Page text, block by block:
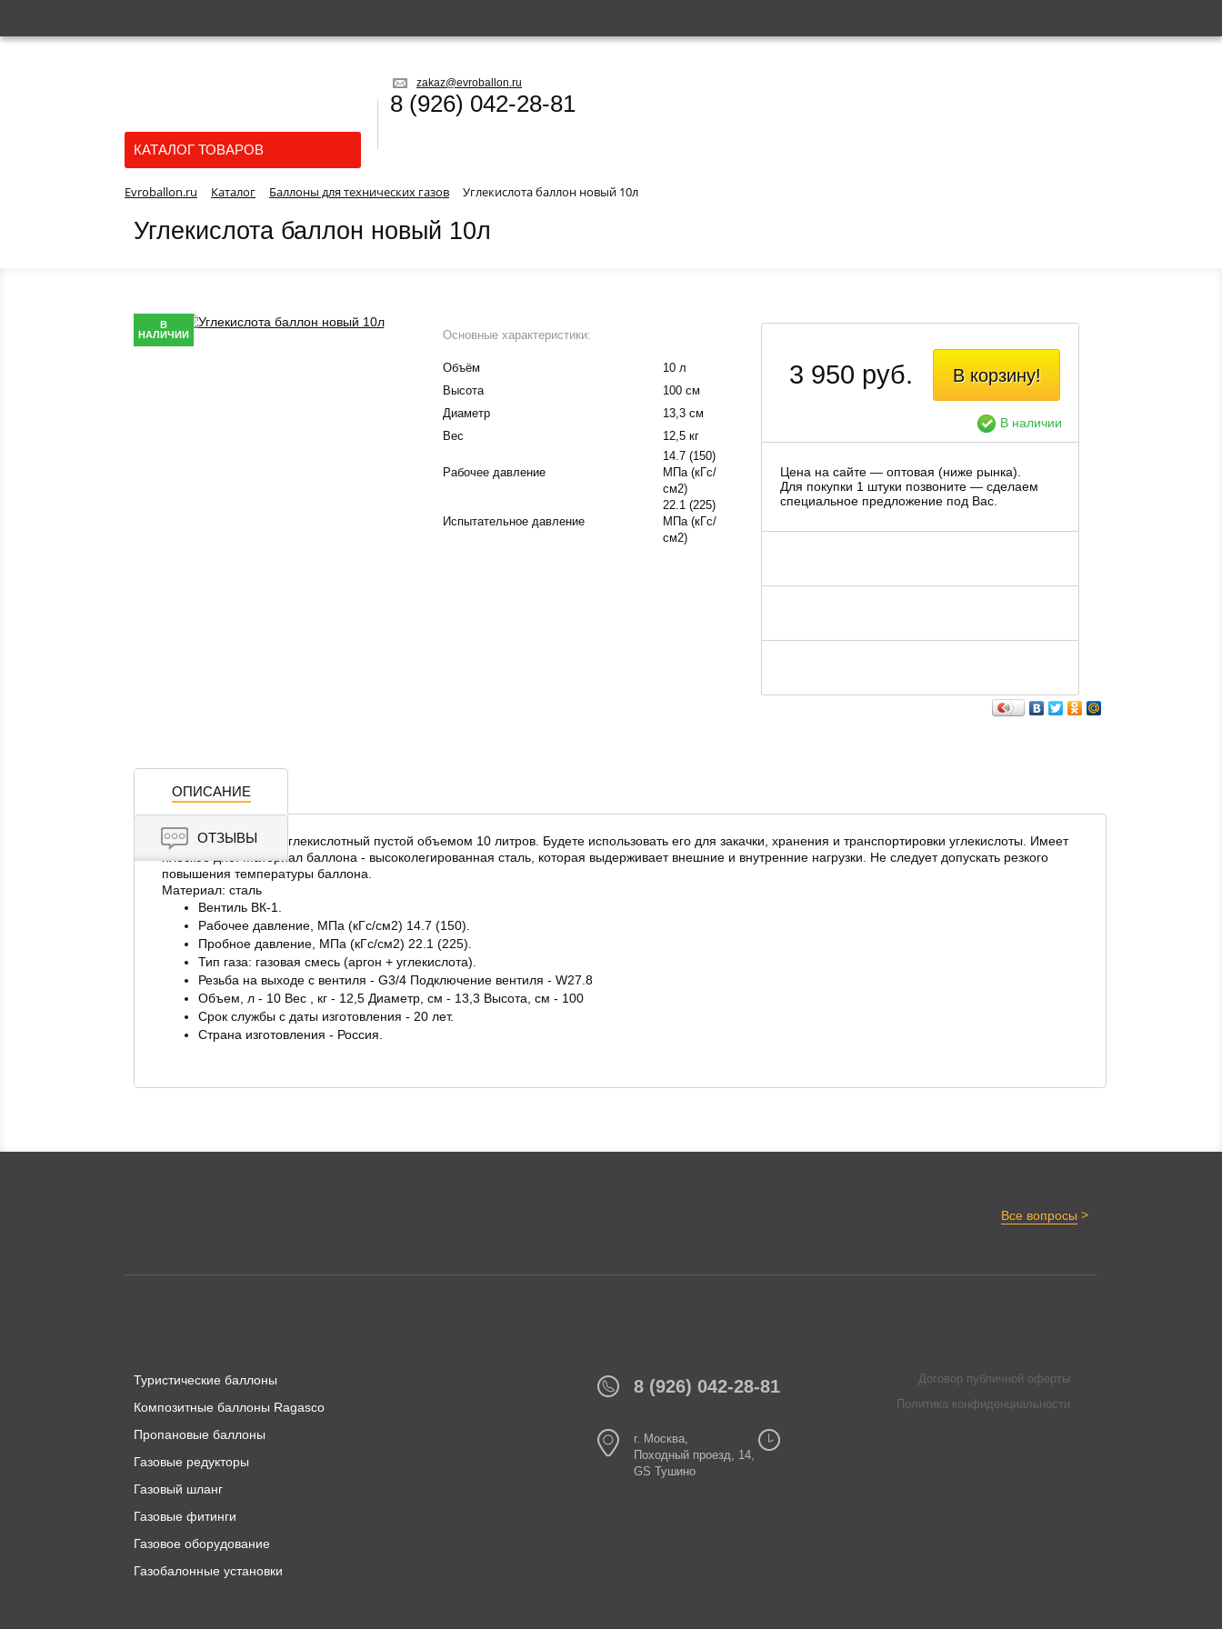
zakaz@evroballon.ru
8 (926) 042-28-81
КАТАЛОГ ТОВАРОВ
Evroballon.ru Каталог Баллоны для технических газов Углекислота баллон новый 10л
Углекислота баллон новый 10л
В
НАЛИЧИИ
Основные характеристики:
Объём
10 л
Высота
100 см
Диаметр
13,3 см
Вес
12,5 кг
Рабочее давление
14.7 (150)
МПа (кГс/
см2)
Испытательное давление
22.1 (225)
МПа (кГс/
см2)
В корзину!
В наличии
3 950 руб.
Цена на сайте — оптовая (ниже рынка).
Для покупки 1 штуки позвоните — сделаем
специальное предложение под Вас.
ОПИСАНИЕ
ОТЗЫВЫ
Баллон бесшовный углекислотный пустой объемом 10 литров. Будете использовать его для закачки, хранения и транспортировки углекислоты. Имеет
плоское дно. Материал баллона - высоколегированная сталь, которая выдерживает внешние и внутренние нагрузки. Не следует допускать резкого
повышения температуры баллона.
Материал: сталь
Вентиль ВК-1.
Рабочее давление, МПа (кГс/см2) 14.7 (150).
Пробное давление, МПа (кГс/см2) 22.1 (225).
Тип газа: газовая смесь (аргон + углекислота).
Резьба на выходе с вентиля - G3/4 Подключение вентиля - W27.8
Объем, л - 10 Вес , кг - 12,5 Диаметр, см - 13,3 Высота, см - 100
Срок службы с даты изготовления - 20 лет.
Страна изготовления - Россия.
Все вопросы >
Туристические баллоны
Композитные баллоны Ragasco
Пропановые баллоны
Газовые редукторы
Газовый шланг
Газовые фитинги
Газовое оборудование
Газобалонные установки
8 (926) 042-28-81
г. Москва,
Походный проезд, 14,
GS Тушино
Договор публичной оферты
Политика конфиденциальности